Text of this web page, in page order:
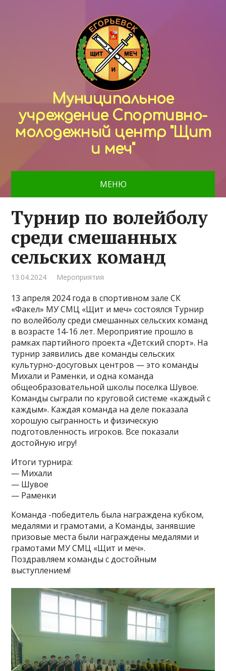
Муниципальное
учреждение Спортивно-
молодежный центр "Щит
и меч"
МЕНЮ
Турнир по волейболу
среди смешанных
сельских команд
13.04.2024 Мероприятия
13 апреля 2024 года в спортивном зале СК
«Факел» МУ СМЦ «Щит и меч» состоялся Турнир
по волейболу среди смешанных сельских команд
в возрасте 14-16 лет. Мероприятие прошло в
рамках партийного проекта «Детский спорт». На
турнир заявились две команды сельских
культурно-досуговых центров — это команды
Михали и Раменки, и одна команда
общеобразовательной школы поселка Шувое.
Команды сыграли по круговой системе «каждый с
каждым». Каждая команда на деле показала
хорошую сыгранность и физическую
подготовленность игроков. Все показали
достойную игру!
Итоги турнира:
— Михали
— Шувое
— Раменки
Команда -победитель была награждена кубком,
медалями и грамотами, а Команды, занявшие
призовые места были награждены медалями и
грамотами МУ СМЦ «Щит и меч».
Поздравляем команды с достойным
выступлением!